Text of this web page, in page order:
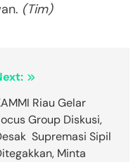
(Tim)
Riau Gelar
Group Diskusi,
Supremasi Sipil
Minta